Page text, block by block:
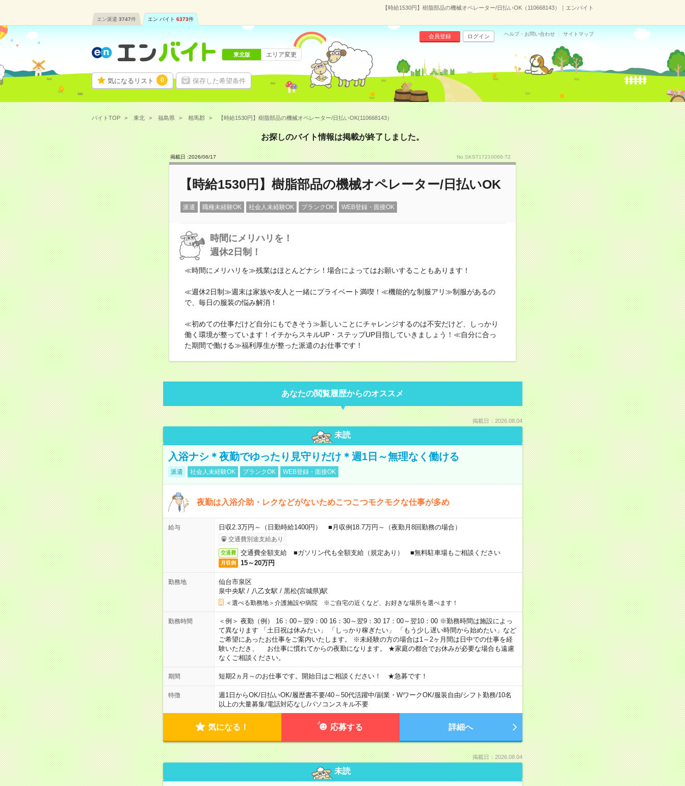
【時給1530円】樹脂部品の機械オペレーター/日払いOK（110668143）｜エンバイト
エン派遣 3747件 エン バイト 6373件
気になるリスト 0 保存した希望条件
会員登録 ログイン ヘルプ・お問い合わせ サイトマップ
東北版 エリア変更
バイトTOP 東北 福島県 相馬郡 【時給1530円】樹脂部品の機械オペレーター/日払いOK(110668143）
お探しのバイト情報は掲載が終了しました。
掲載日 :2026/06/17 No.SKST17210066-T2
【時給1530円】樹脂部品の機械オペレーター/日払いOK
派遣 職種未経験OK 社会人未経験OK ブランクOK WEB登録・面接OK
時間にメリハリを！
週休2日制！
≪時間にメリハリを≫残業はほとんどナシ！場合によってはお願いすることもあります！
≪週休2日制≫週末は家族や友人と一緒にプライベート満喫！≪機能的な制服アリ≫制服があるの
で、毎日の服装の悩み解消！
≪初めての仕事だけど自分にもできそう≫新しいことにチャレンジするのは不安だけど、しっかり
働く環境が整っています！イチからスキルUP・ステップUP目指していきましょう！≪自分に合っ
た期間で働ける≫福利厚生が整った派遣のお仕事です！
あなたの閲覧履歴からのオススメ
掲載日：2026.08.04
未読
入浴ナシ＊夜勤でゆったり見守りだけ＊週1日～無理なく働ける
派遣 社会人未経験OK ブランクOK WEB登録・面接OK
夜勤は入浴介助・レクなどがないためこつこつモクモクな仕事が多め
給与 日収2.3万円～（日勤時給1400円） ■月収例18.7万円～（夜勤月8回勤務の場合）
交通費別途支給あり
交通費 交通費全額支給 ■ガソリン代も全額支給（規定あり） ■無料駐車場もご相談ください
月収例 15～20万円
勤務地
仙台市泉区
泉中央駅 / 八乙女駅 / 黒松(宮城県)駅
＜選べる勤務地＞介護施設や病院 ※ご自宅の近くなど、お好きな場所を選べます！
勤務時間
＜例＞ 夜勤（例） 16：00～翌9：00 16：30～翌9：30 17：00～翌10：00 ※勤務時間は施設によっ
て異なります 「土日祝は休みたい」 「しっかり稼ぎたい」 「もう少し遅い時間から始めたい」など
ご希望にあったお仕事をご案内いたします。 ※未経験の方の場合は1～2ヶ月間は日中での仕事を経
験いただき、 お仕事に慣れてからの夜勤になります。 ★家庭の都合でお休みが必要な場合も遠慮
なくご相談ください。
期間 短期2ヵ月～のお仕事です。開始日はご相談ください！ ★急募です！
特徴 週1日からOK/日払いOK/履歴書不要/40～50代活躍中/副業・WワークOK/服装自由/シフト勤務/10名
以上の大量募集/電話対応なし/パソコンスキル不要
気になる！ 応募する 詳細へ
掲載日：2026.08.04
未読